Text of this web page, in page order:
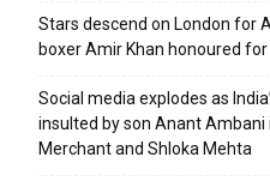
Stars descend on London for
boxer Amir Khan honoured
Social media explodes as
insulted by son Anant Ambani
Merchant and Shloka Mehta